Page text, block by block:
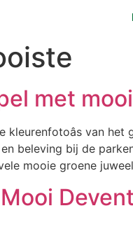
met
kleurenfotoâs van
beleving bij de
mooie groene